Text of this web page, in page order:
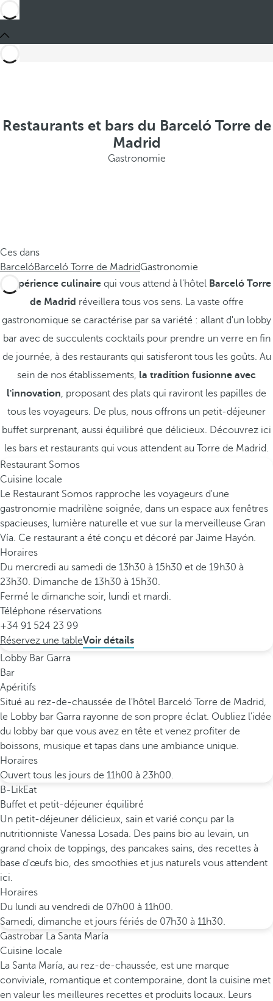
Restaurants et bars du Barceló Torre de
Madrid
Gastronomie
Ces dans
BarcelóBarceló Torre de MadridGastronomie
expérience culinaire qui vous attend à l'hôtel Barceló Torre
de Madrid réveillera tous vos sens. La vaste offre
gastronomique se caractérise par sa variété : allant d'un lobby
bar avec de succulents cocktails pour prendre un verre en fin
de journée, à des restaurants qui satisferont tous les goûts. Au
sein de nos établissements, la tradition fusionne avec
l'innovation, proposant des plats qui raviront les papilles de
tous les voyageurs. De plus, nous offrons un petit-déjeuner
buffet surprenant, aussi équilibré que délicieux. Découvrez ici
les bars et restaurants qui vous attendent au Torre de Madrid.
Restaurant Somos
Cuisine locale
Le Restaurant Somos rapproche les voyageurs d'une
gastronomie madrilène soignée, dans un espace aux fenêtres
spacieuses, lumière naturelle et vue sur la merveilleuse Gran
Vía. Ce restaurant a été conçu et décoré par Jaime Hayón.
Horaires
Du mercredi au samedi de 13h30 à 15h30 et de 19h30 à
23h30. Dimanche de 13h30 à 15h30.
Fermé le dimanche soir, lundi et mardi.
Téléphone réservations
+34 91 524 23 99
Réservez une tableVoir détails
Lobby Bar Garra
Bar
Apéritifs
Situé au rez-de-chaussée de l'hôtel Barceló Torre de Madrid,
le Lobby bar Garra rayonne de son propre éclat. Oubliez l'idée
du lobby bar que vous avez en tête et venez profiter de
boissons, musique et tapas dans une ambiance unique.
Horaires
Ouvert tous les jours de 11h00 à 23h00.
B-LikEat
Buffet et petit-déjeuner équilibré
Un petit-déjeuner délicieux, sain et varié conçu par la
nutritionniste Vanessa Losada. Des pains bio au levain, un
grand choix de toppings, des pancakes sains, des recettes à
base d'œufs bio, des smoothies et jus naturels vous attendent
ici.
Horaires
Du lundi au vendredi de 07h00 à 11h00.
Samedi, dimanche et jours fériés de 07h30 à 11h30.
Gastrobar La Santa María
Cuisine locale
La Santa María, au rez-de-chaussée, est une marque
conviviale, romantique et contemporaine, dont la cuisine met
en valeur les meilleures recettes et produits locaux. Leurs